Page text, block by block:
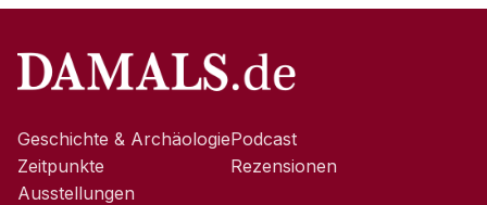
Geschichte & Archäologie
Zeitpunkte
Ausstellungen
Podcast
Rezensionen